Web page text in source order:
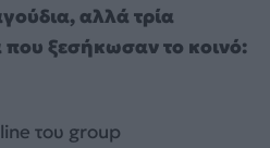
αλλά τρία
ξεσήκωσαν το κοινό:
του group